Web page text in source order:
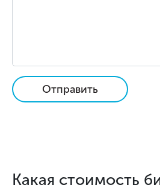
Отправить
Какая стоимость